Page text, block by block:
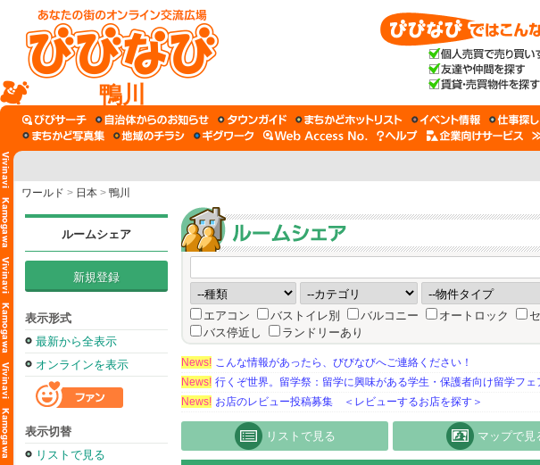
鴨川
ワールド > 日本 > 鴨川
ルームシェア
新規登録
表示形式
最新から全表示
オンラインを表示
表示切替
リストで見る
エアコン バストイレ別 バルコニー オートロック
バス停近し
ランドリーあり
News! こんな情報があったら、びびなびへご連絡ください！
News! 行くぞ世界。留学祭：留学に興味がある学生・保護者向け留学フェ
News! お店のレビュー投稿募集 ＜レビューするお店を探す＞
リストで見る マップで見